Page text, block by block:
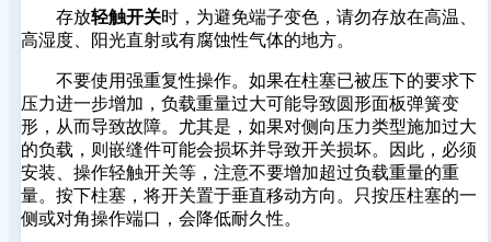
存放轻触开关时，为避免端子变色，请勿存放在高温、
高湿度、阳光直射或有腐蚀性气体的地方。
不要使用强重复性操作。如果在柱塞已被压下的要求下
压力进一步增加，负载重量过大可能导致圆形面板弹簧变
形，从而导致故障。尤其是，如果对侧向压力类型施加过大
的负载，则嵌缝件可能会损坏并导致开关损坏。因此，必须
安装、操作轻触开关等，注意不要增加超过负载重量的重
量。按下柱塞，将开关置于垂直移动方向。只按压柱塞的一
侧或对角操作端口，会降低耐久性。